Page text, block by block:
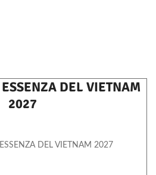
DEL VIETNAM
2027
DEL VIETNAM 2027